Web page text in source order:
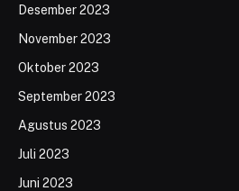
Desember 2023
November 2023
Oktober 2023
September 2023
Agustus 2023
Juli 2023
Juni 2023